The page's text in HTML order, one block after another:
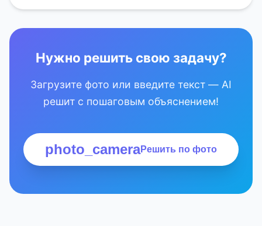
Нужно решить свою задачу?
Загрузите фото или введите текст — AI
решит с пошаговым объяснением!
photo_cameraРешить по фото